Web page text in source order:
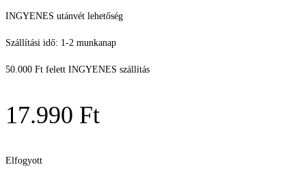
INGYENES utánvét lehetőség
Szállítási idő: 1-2 munkanap
50.000 Ft felett INGYENES szállítás
17.990 Ft
Elfogyott